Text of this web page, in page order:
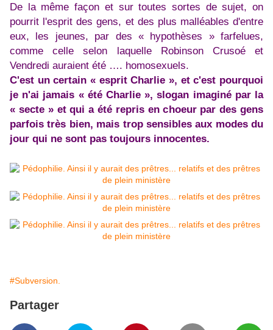
De la même façon et sur toutes sortes de sujet, on
pourrit l'esprit des gens, et des plus malléables d'entre
eux, les jeunes, par des « hypothèses » farfelues,
comme celle selon laquelle Robinson Crusoé et
Vendredi auraient été …. homosexuels.
C'est un certain « esprit Charlie », et c'est pourquoi
je n'ai jamais « été Charlie », slogan imaginé par la
« secte » et qui a été repris en choeur par des gens
parfois très bien, mais trop sensibles aux modes du
jour qui ne sont pas toujours innocentes.
#Subversion.
Partager